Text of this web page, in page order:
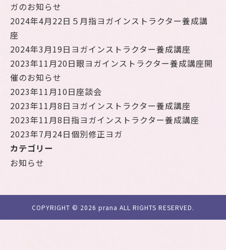
ガのお知らせ
2024年4月22日 ５月指ヨガインストラクター養成講
座
2024年3月19日 ヨガインストラクター養成講座
2023年11月20日眼ヨガインストラクター養成講座開
催のお知らせ
2023年11月10日座談会
2023年11月8日 ヨガインストラクター養成講座
2023年11月8日指ヨガインストラクター養成講座
2023年7月24日個別修正ヨガ
カテゴリー
お知らせ
COPYRIGHT © 2026 prana ALL RIGHTS RESERVED.